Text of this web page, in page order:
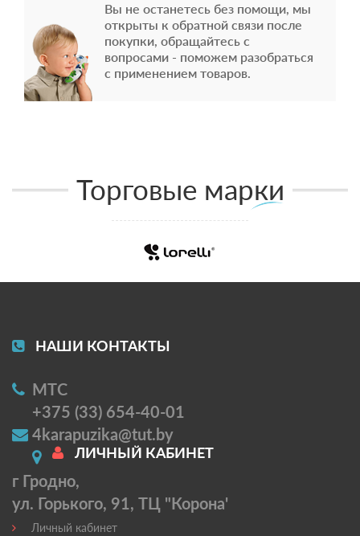
Вы не останетесь без помощи, мы
открыты к обратной связи после
покупки, обращайтесь с
вопросами - поможем разобраться
с применением товаров.
Торговые марки
НАШИ КОНТАКТЫ
МТС
+375 (33) 654-40-01
4karapuzika@tut.by
г Гродно,
ул. Горького, 91, ТЦ "Корона'
ЛИЧНЫЙ КАБИНЕТ
Личный кабинет